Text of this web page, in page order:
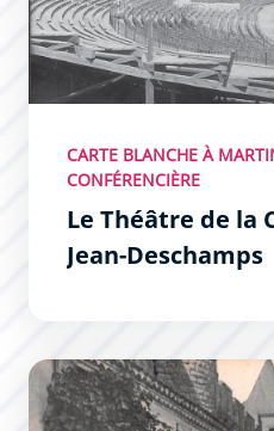
CARTE BLANCHE À
CONFÉRENCIÈRE
Le Théâtre de la
Jean-Deschamps
La restauration de la Cité